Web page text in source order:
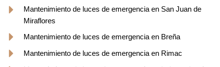
Mantenimiento de luces de emergencia en San Juan de
Miraflores
Mantenimiento de luces de emergencia en Breña
Mantenimiento de luces de emergencia en Rimac